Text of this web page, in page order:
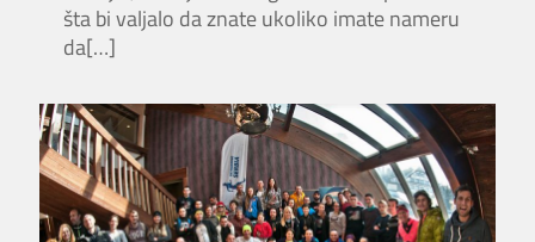
šta bi valjalo da znate ukoliko imate nameru
da[…]